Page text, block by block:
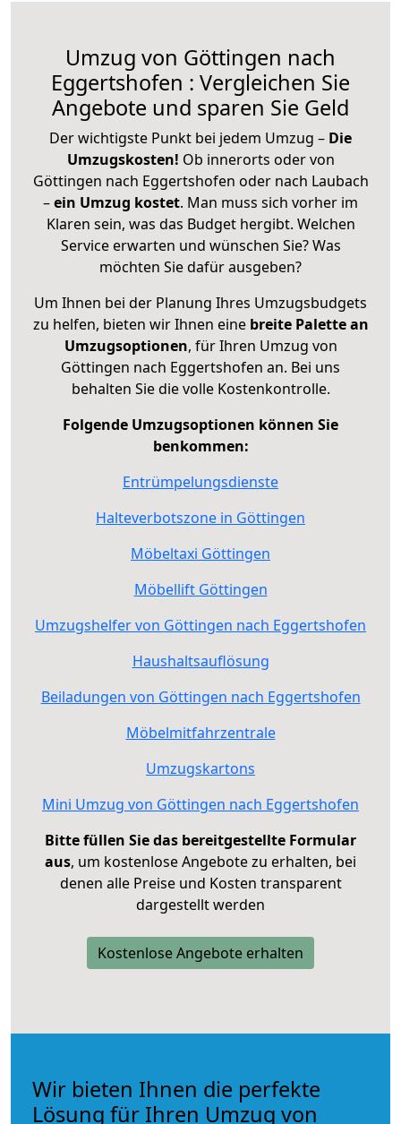
Umzug von Göttingen nach
Eggertshofen : Vergleichen Sie
Angebote und sparen Sie Geld
Der wichtigste Punkt bei jedem Umzug – Die
Umzugskosten! Ob innerorts oder von
Göttingen nach Eggertshofen oder nach Laubach
–ein Umzug kostet. Man muss sich vorher im
Klaren sein, was das Budget hergibt. Welchen
Service erwarten und wünschen Sie? Was
möchten Sie dafür ausgeben?
Um Ihnen bei der Planung Ihres Umzugsbudgets
zu helfen, bieten wir Ihnen eine breite Palette an
Umzugsoptionen, für Ihren Umzug von
Göttingen nach Eggertshofen an. Bei uns
behalten Sie die volle Kostenkontrolle.
Folgende Umzugsoptionen können Sie
benkommen:
Entrümpelungsdienste
Halteverbotszone in Göttingen
Möbeltaxi Göttingen
Möbellift Göttingen
Umzugshelfer von Göttingen nach Eggertshofen
Haushaltsauflösung
Beiladungen von Göttingen nach Eggertshofen
Möbelmitfahrzentrale
Umzugskartons
Mini Umzug von Göttingen nach Eggertshofen
Bitte füllen Sie das bereitgestellte Formular
aus, um kostenlose Angebote zu erhalten, bei
denen alle Preise und Kosten transparent
dargestellt werden
Kostenlose Angebote erhalten
Wir bieten Ihnen die perfekte
Lösung für Ihren Umzug von